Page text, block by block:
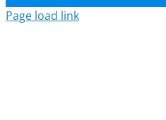
Page load link